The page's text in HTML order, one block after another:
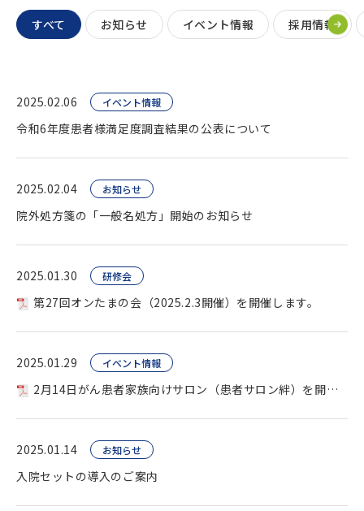
すべて お知らせ イベント情報 採用情報
2025.02.06 イベント情報
令和6年度患者様満足度調査結果の公表について
2025.02.04 お知らせ
院外処方箋の「一般名処方」開始のお知らせ
2025.01.30 研修会
第27回オンたまの会（2025.2.3開催）を開催します。
2025.01.29 イベント情報
2月14日がん患者家族向けサロン（患者サロン絆）を開催します
2025.01.14 お知らせ
入院セットの導入のご案内